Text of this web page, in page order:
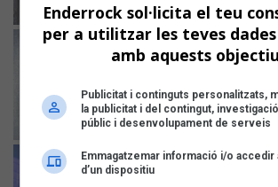
Enderrock sol·licita el teu
per a utilitzar les teves
amb aquests
Publicitat i continguts personalitzats,
la publicitat i del contingut,
públic i desenvolupament de serveis
Emmagatzemar informació i/o accedir
d’un dispositiu